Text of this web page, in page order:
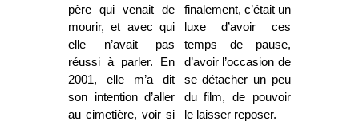
père qui venait de
mourir, et avec qui
elle n’avait pas
réussi à parler. En
2001, elle m’a dit
son intention d’aller
au cimetière, voir si
finalement, c’était un
luxe d’avoir ces
temps de pause,
d’avoir l’occasion de
se détacher un peu
du film, de pouvoir
le laisser reposer.